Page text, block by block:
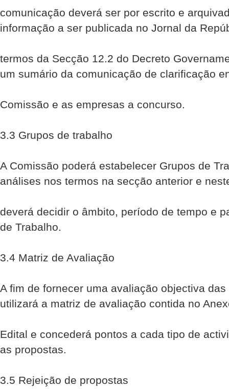
comunicação deverá ser por escrito e
informação a ser publicada no Jornal da
termos da Secção 12.2 do Decreto
um sumário da comunicação de clarificação
Comissão e as empresas a concurso.
3.3 Grupos de trabalho
A Comissão poderá estabelecer Grupos de
análises nos termos na secção anterior e
deverá decidir o âmbito, período de tempo e
de Trabalho.
3.4 Matriz de Avaliação
A fim de fornecer uma avaliação objectiva
utilizará a matriz de avaliação contida no
Edital e concederá pontos a cada tipo de
as propostas.
3.5 Rejeição de propostas